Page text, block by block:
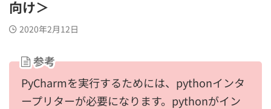
向け＞
2020年2月12日
参考
PyCharmを実行するためには、pythonインタ
ープリターが必要になります。pythonがイン